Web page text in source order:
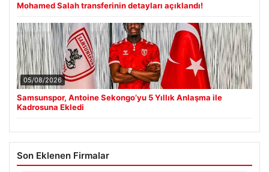
Mohamed Salah transferinin detayları açıklandı!
05/08/2026
Samsunspor, Antoine Sekongo’yu 5 Yıllık Anlaşma ile
Kadrosuna Ekledi
Son Eklenen Firmalar